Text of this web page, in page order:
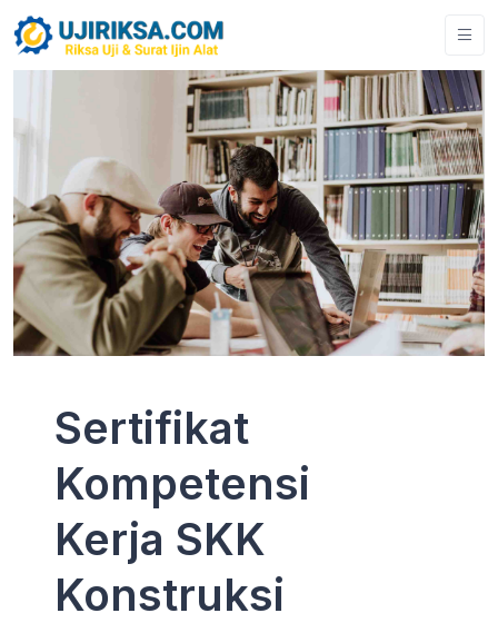
Sertifikat
Kompetensi
Kerja SKK
Konstruksi